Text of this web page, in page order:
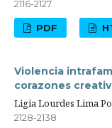
2116-2127
PDF
Violencia
corazones
Ligia Lourdes Lima
2128-2138